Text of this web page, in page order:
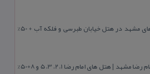
لیست هتل آپارتمان های مشهد در هتل خیابان طبرسی و فلکه آب + 50%
رزرو هتل در خیابان امام رضا مشهد | هتل‌ های امام رضا 1، 2، 3، 5 و 8+50%